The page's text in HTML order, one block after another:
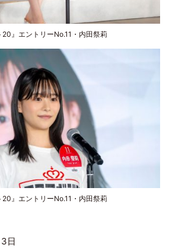
20』エントリーNo.11・内田祭莉
20』エントリーNo.11・内田祭莉
日